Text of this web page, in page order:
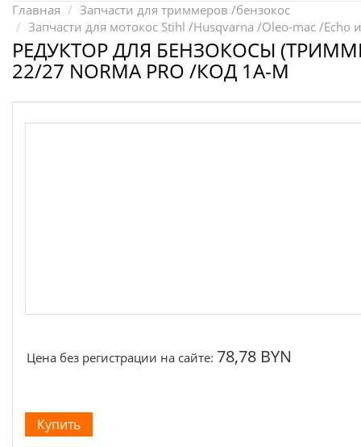
Запчасти для УШМ (болгарок)
Запчасти для электроинструмента другие
Конденсаторы
Главная
Запчасти для триммеров /бензокос
Запчасти для мотокос Stihl /Husqvarna /Oleo-mac /Echo
РЕДУКТОР ДЛЯ БЕНЗОКОСЫ
22/27 NORMA PRO /КОД 1A-M
Цена без регистрации на сайте: 78,78 BYN